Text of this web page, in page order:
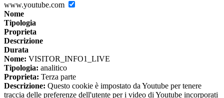
www.youtube.com
Nome
Tipologia
Proprieta
Descrizione
Durata
Nome: VISITOR_INFO1_LIVE
Tipologia: analitico
Proprieta: Terza parte
Descrizione: Questo cookie è impostato da Youtube per tenere
traccia delle preferenze dell'utente per i video di Youtube incorporati